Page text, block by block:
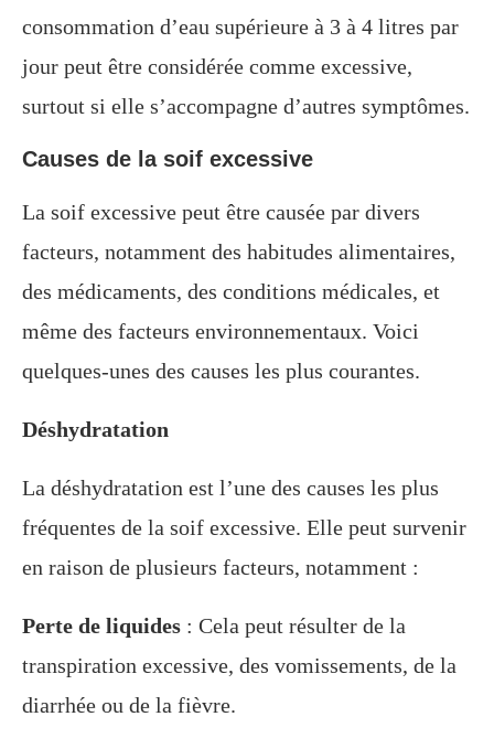
consommation d’eau supérieure à 3 à 4 litres par
jour peut être considérée comme excessive,
surtout si elle s’accompagne d’autres symptômes.
Causes de la soif excessive
La soif excessive peut être causée par divers
facteurs, notamment des habitudes alimentaires,
des médicaments, des conditions médicales, et
même des facteurs environnementaux. Voici
quelques-unes des causes les plus courantes.
Déshydratation
La déshydratation est l’une des causes les plus
fréquentes de la soif excessive. Elle peut survenir
en raison de plusieurs facteurs, notamment :
Perte de liquides : Cela peut résulter de la
transpiration excessive, des vomissements, de la
diarrhée ou de la fièvre.